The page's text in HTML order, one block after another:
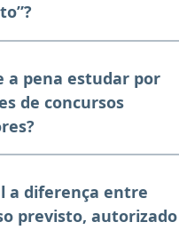
a pena estudar por
de concursos
a diferença entre
previsto, autorizado